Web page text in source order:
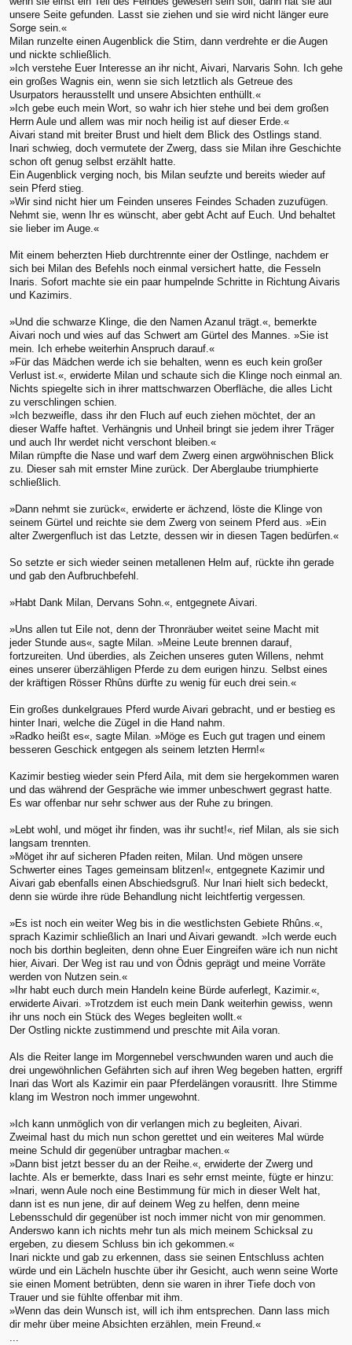
unsere Seite gefunden. Lasst sie ziehen und sie wird nicht länger eure
Sorge sein.«
Milan runzelte einen Augenblick die Stirn, dann verdrehte er die Augen
und nickte schließlich.
»Ich verstehe Euer Interesse an ihr nicht, Aivari, Narvaris Sohn. Ich gehe
ein großes Wagnis ein, wenn sie sich letztlich als Getreue des
Usurpators herausstellt und unsere Absichten enthüllt.«
»Ich gebe euch mein Wort, so wahr ich hier stehe und bei dem großen
Herrn Aule und allem was mir noch heilig ist auf dieser Erde.«
Aivari stand mit breiter Brust und hielt dem Blick des Ostlings stand.
Inari schwieg, doch vermutete der Zwerg, dass sie Milan ihre Geschichte
schon oft genug selbst erzählt hatte.
Ein Augenblick verging noch, bis Milan seufzte und bereits wieder auf
sein Pferd stieg.
»Wir sind nicht hier um Feinden unseres Feindes Schaden zuzufügen.
Nehmt sie, wenn Ihr es wünscht, aber gebt Acht auf Euch. Und behaltet
sie lieber im Auge.«
Mit einem beherzten Hieb durchtrennte einer der Ostlinge, nachdem er
sich bei Milan des Befehls noch einmal versichert hatte, die Fesseln
Inaris. Sofort machte sie ein paar humpelnde Schritte in Richtung Aivaris
und Kazimirs.
»Und die schwarze Klinge, die den Namen Azanul trägt.«, bemerkte
Aivari noch und wies auf das Schwert am Gürtel des Mannes. »Sie ist
mein. Ich erhebe weiterhin Anspruch darauf.«
»Für das Mädchen werde ich sie behalten, wenn es euch kein großer
Verlust ist.«, erwiderte Milan und schaute sich die Klinge noch einmal an.
Nichts spiegelte sich in ihrer mattschwarzen Oberfläche, die alles Licht
zu verschlingen schien.
»Ich bezweifle, dass ihr den Fluch auf euch ziehen möchtet, der an
dieser Waffe haftet. Verhängnis und Unheil bringt sie jedem ihrer Träger
und auch Ihr werdet nicht verschont bleiben.«
Milan rümpfte die Nase und warf dem Zwerg einen argwöhnischen Blick
zu. Dieser sah mit ernster Mine zurück. Der Aberglaube triumphierte
schließlich.
»Dann nehmt sie zurück«, erwiderte er ächzend, löste die Klinge von
seinem Gürtel und reichte sie dem Zwerg von seinem Pferd aus. »Ein
alter Zwergenfluch ist das Letzte, dessen wir in diesen Tagen bedürfen.«
So setzte er sich wieder seinen metallenen Helm auf, rückte ihn gerade
und gab den Aufbruchbefehl.
»Habt Dank Milan, Dervans Sohn.«, entgegnete Aivari.
»Uns allen tut Eile not, denn der Thronräuber weitet seine Macht mit
jeder Stunde aus«, sagte Milan. »Meine Leute brennen darauf,
fortzureiten. Und überdies, als Zeichen unseres guten Willens, nehmt
eines unserer überzähligen Pferde zu dem eurigen hinzu. Selbst eines
der kräftigen Rösser Rhûns dürfte zu wenig für euch drei sein.«
Ein großes dunkelgraues Pferd wurde Aivari gebracht, und er bestieg es
hinter Inari, welche die Zügel in die Hand nahm.
»Radko heißt es«, sagte Milan. »Möge es Euch gut tragen und einem
besseren Geschick entgegen als seinem letzten Herrn!«
Kazimir bestieg wieder sein Pferd Aila, mit dem sie hergekommen waren
und das während der Gespräche wie immer unbeschwert gegrast hatte.
Es war offenbar nur sehr schwer aus der Ruhe zu bringen.
»Lebt wohl, und möget ihr finden, was ihr sucht!«, rief Milan, als sie sich
langsam trennten.
»Möget ihr auf sicheren Pfaden reiten, Milan. Und mögen unsere
Schwerter eines Tages gemeinsam blitzen!«, entgegnete Kazimir und
Aivari gab ebenfalls einen Abschiedsgruß. Nur Inari hielt sich bedeckt,
denn sie würde ihre rüde Behandlung nicht leichtfertig vergessen.
»Es ist noch ein weiter Weg bis in die westlichsten Gebiete Rhûns.«,
sprach Kazimir schließlich an Inari und Aivari gewandt. »Ich werde euch
noch bis dorthin begleiten, denn ohne Euer Eingreifen wäre ich nun nicht
hier, Aivari. Der Weg ist rau und von Ödnis geprägt und meine Vorräte
werden von Nutzen sein.«
»Ihr habt euch durch mein Handeln keine Bürde auferlegt, Kazimir.«,
erwiderte Aivari. »Trotzdem ist euch mein Dank weiterhin gewiss, wenn
ihr uns noch ein Stück des Weges begleiten wollt.«
Der Ostling nickte zustimmend und preschte mit Aila voran.
Als die Reiter lange im Morgennebel verschwunden waren und auch die
drei ungewöhnlichen Gefährten sich auf ihren Weg begeben hatten, ergriff
Inari das Wort als Kazimir ein paar Pferdelängen vorausritt. Ihre Stimme
klang im Westron noch immer ungewohnt.
»Ich kann unmöglich von dir verlangen mich zu begleiten, Aivari.
Zweimal hast du mich nun schon gerettet und ein weiteres Mal würde
meine Schuld dir gegenüber untragbar machen.«
»Dann bist jetzt besser du an der Reihe.«, erwiderte der Zwerg und
lachte. Als er bemerkte, dass Inari es sehr ernst meinte, fügte er hinzu:
»Inari, wenn Aule noch eine Bestimmung für mich in dieser Welt hat,
dann ist es nun jene, dir auf deinem Weg zu helfen, denn meine
Lebensschuld dir gegenüber ist noch immer nicht von mir genommen.
Anderswo kann ich nichts mehr tun als mich meinem Schicksal zu
ergeben, zu diesem Schluss bin ich gekommen.«
Inari nickte und gab zu erkennen, dass sie seinen Entschluss achten
würde und ein Lächeln huschte über ihr Gesicht, auch wenn seine Worte
sie einen Moment betrübten, denn sie waren in ihrer Tiefe doch von
Trauer und sie fühlte offenbar mit ihm.
»Wenn das dein Wunsch ist, will ich ihm entsprechen. Dann lass mich
dir mehr über meine Absichten erzählen, mein Freund.«
...